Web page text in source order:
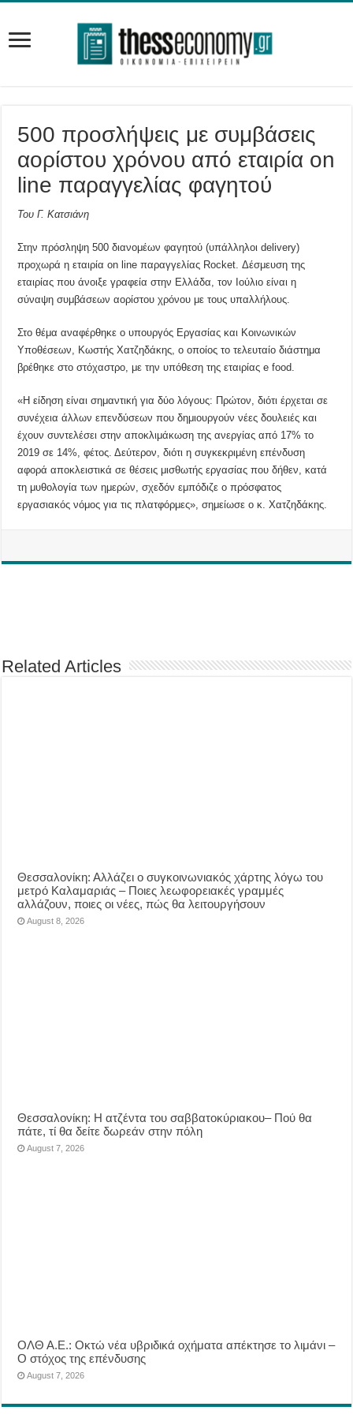
500 προσλήψεις με συμβάσεις
αορίστου χρόνου από εταιρία on
line παραγγελίας φαγητού
Του Γ. Κατσιάνη
Στην πρόσληψη 500 διανομέων φαγητού (υπάλληλοι delivery)
προχωρά η εταιρία on line παραγγελίας Rocket. Δέσμευση της
εταιρίας που άνοιξε γραφεία στην Ελλάδα, τον Ιούλιο είναι η
σύναψη συμβάσεων αορίστου χρόνου με τους υπαλλήλους.
Στο θέμα αναφέρθηκε ο υπουργός Εργασίας και Κοινωνικών
Υποθέσεων, Κωστής Χατζηδάκης, ο οποίος το τελευταίο διάστημα
βρέθηκε στο στόχαστρο, με την υπόθεση της εταιρίας e food.
«Η είδηση είναι σημαντική για δύο λόγους: Πρώτον, διότι έρχεται σε
συνέχεια άλλων επενδύσεων που δημιουργούν νέες δουλειές και
έχουν συντελέσει στην αποκλιμάκωση της ανεργίας από 17% το
2019 σε 14%, φέτος. Δεύτερον, διότι η συγκεκριμένη επένδυση
αφορά αποκλειστικά σε θέσεις μισθωτής εργασίας που δήθεν, κατά
τη μυθολογία των ημερών, σχεδόν εμπόδιζε ο πρόσφατος
εργασιακός νόμος για τις πλατφόρμες», σημείωσε ο κ. Χατζηδάκης.
Related Articles
Θεσσαλονίκη: Αλλάζει ο συγκοινωνιακός χάρτης λόγω του
μετρό Καλαμαριάς – Ποιες λεωφορειακές γραμμές
αλλάζουν, ποιες οι νέες, πώς θα λειτουργήσουν
August 8, 2026
Θεσσαλονίκη: Η ατζέντα του σαββατοκύριακου– Πού θα
πάτε, τί θα δείτε δωρεάν στην πόλη
August 7, 2026
ΟΛΘ Α.Ε.: Οκτώ νέα υβριδικά οχήματα απέκτησε το λιμάνι –
Ο στόχος της επένδυσης
August 7, 2026